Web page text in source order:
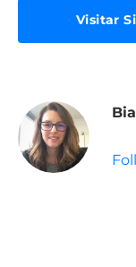
Visitar